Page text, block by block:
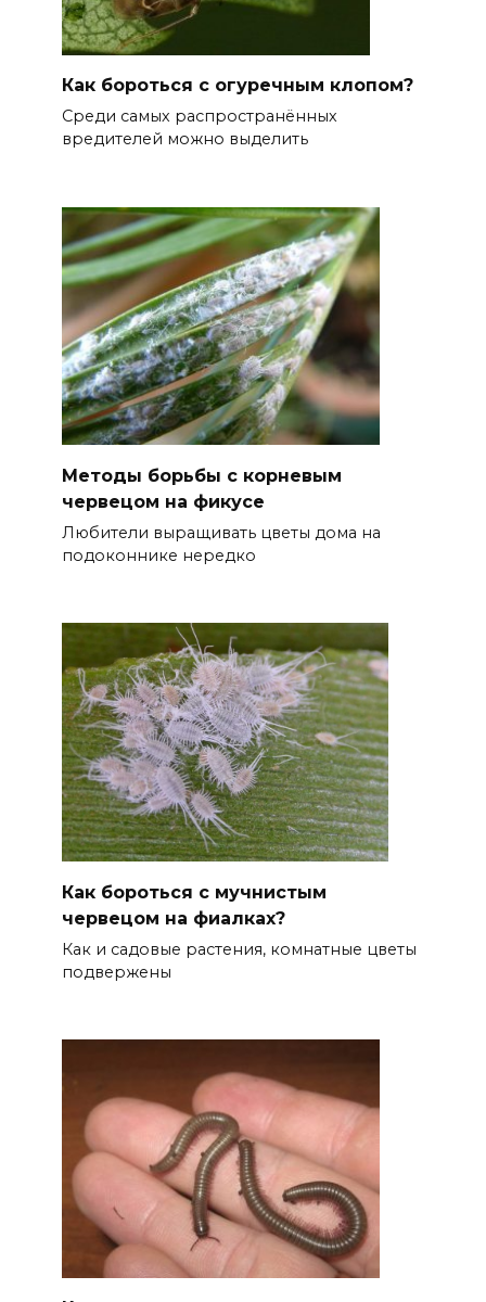
Как бороться с огуречным клопом?
Среди самых распространённых
вредителей можно выделить
Методы борьбы с корневым
червецом на фикусе
Любители выращивать цветы дома на
подоконнике нередко
Как бороться с мучнистым
червецом на фиалках?
Как и садовые растения, комнатные цветы
подвержены